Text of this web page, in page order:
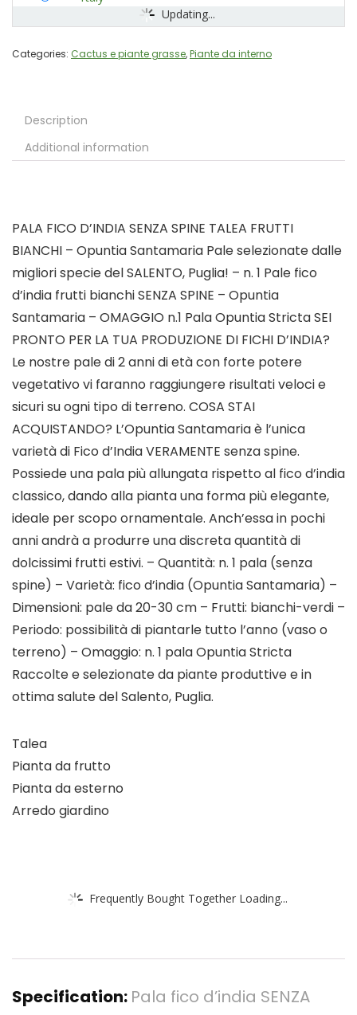
Updating...
Categories: Cactus e piante grasse,Piante da interno
Description
Additional information
PALA FICO D’INDIA SENZA SPINE TALEA FRUTTI
BIANCHI – Opuntia Santamaria Pale selezionate dalle
migliori specie del SALENTO, Puglia! – n. 1 Pale fico
d’india frutti bianchi SENZA SPINE – Opuntia
Santamaria – OMAGGIO n.1 Pala Opuntia Stricta SEI
PRONTO PER LA TUA PRODUZIONE DI FICHI D’INDIA?
Le nostre pale di 2 anni di età con forte potere
vegetativo vi faranno raggiungere risultati veloci e
sicuri su ogni tipo di terreno. COSA STAI
ACQUISTANDO? L’Opuntia Santamaria è l’unica
varietà di Fico d’India VERAMENTE senza spine.
Possiede una pala più allungata rispetto al fico d’india
classico, dando alla pianta una forma più elegante,
ideale per scopo ornamentale. Anch’essa in pochi
anni andrà a produrre una discreta quantità di
dolcissimi frutti estivi. – Quantità: n. 1 pala (senza
spine) – Varietà: fico d’india (Opuntia Santamaria) –
Dimensioni: pale da 20-30 cm – Frutti: bianchi-verdi –
Periodo: possibilità di piantarle tutto l’anno (vaso o
terreno) – Omaggio: n. 1 pala Opuntia Stricta
Raccolte e selezionate da piante produttive e in
ottima salute del Salento, Puglia.
Talea
Pianta da frutto
Pianta da esterno
Arredo giardino
Frequently Bought Together Loading...
Specification: Pala fico d’india SENZA